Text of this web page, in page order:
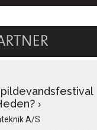
›
A/S